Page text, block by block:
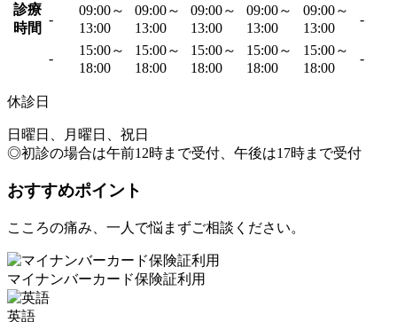
診療
時間
-
09:00～
13:00
09:00～
13:00
09:00～
13:00
09:00～
13:00
09:00～
13:00
-
-
15:00～
18:00
15:00～
18:00
15:00～
18:00
15:00～
18:00
15:00～
18:00
-
休診日
日曜日、月曜日、祝日
◎初診の場合は午前12時まで受付、午後は17時まで受付
おすすめポイント
こころの痛み、一人で悩まずご相談ください。
マイナンバーカード保険証利用
英語